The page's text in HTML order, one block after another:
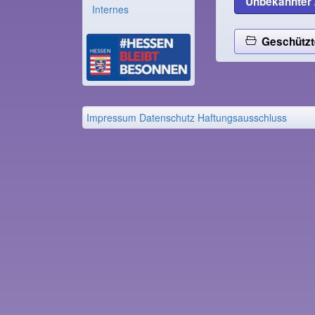
Internes
Impressum Datenschutz Haftungsausschluss